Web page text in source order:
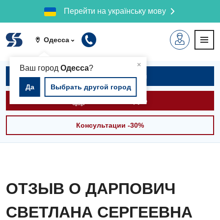
Перейти на українську мову
Одесса
×
Ваш город Одесса?
Да Выбрать другой город
Записаться на приём
Вызвать скорую
Консультации -30%
ОТЗЫВ О ДАРПОВИЧ
СВЕТЛАНА СЕРГЕЕВНА